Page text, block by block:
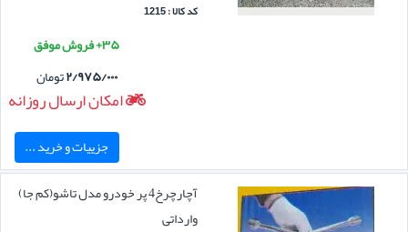
کد کالا : 1215
۳۵+ فروش موفق
۲/۹۷۵/۰۰۰تومان
امکان ارسال روزانه
جزییات و خرید ...
آچارچرخ4 پر خودرو مدل تاشو(کم جا)
وارداتی